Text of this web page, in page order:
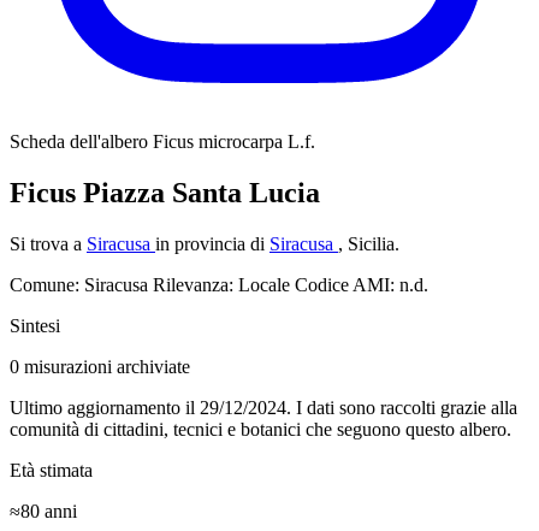
Scheda dell'albero Ficus microcarpa L.f.
Ficus Piazza Santa Lucia
Si trova a Siracusa in provincia di Siracusa , Sicilia.
Comune: Siracusa Rilevanza: Locale Codice AMI: n.d.
Sintesi
0 misurazioni archiviate
Ultimo aggiornamento il 29/12/2024. I dati sono raccolti grazie alla
comunità di cittadini, tecnici e botanici che seguono questo albero.
Età stimata
≈80 anni